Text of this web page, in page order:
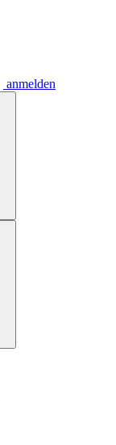
anmelden